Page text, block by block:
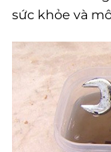
sức khỏe và